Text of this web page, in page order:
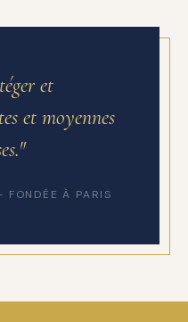
et
et moyennes
FONDÉE À PARIS